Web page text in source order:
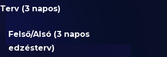
Terv (3 napos)
Felső/Alsó (3 napos
edzésterv)